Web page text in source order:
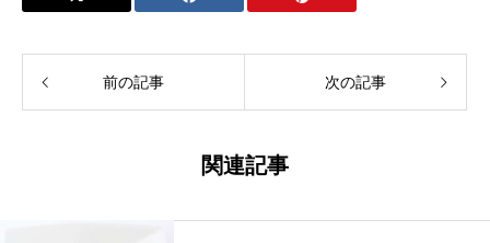
前の記事 次の記事
関連記事